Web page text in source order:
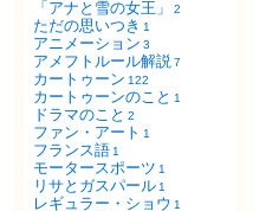
「アナと雪の女王」 2
ただの思いつき 1
アニメーション 3
アメフトルール解説7
カートゥーン 122
カートゥーンのこと 1
ドラマのこと 2
ファン・アート 1
フランス語 1
モータースポーツ 1
リサとガスパール 1
レギュラー・ショウ 1